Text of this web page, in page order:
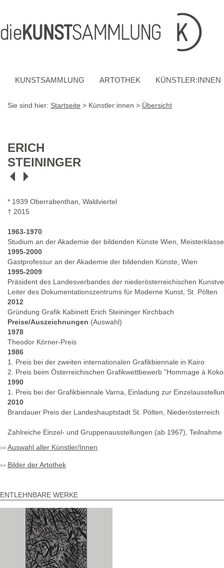
[1]
[2]
mit
Kontaktdaten
KUNSTSAMMLUNG ARTOTHEK KÜNSTLER:INNEN
Sie sind hier: Startseite > Künstler:innen > Übersicht
ERICH
STEININGER
* 1939 Oberrabenthan, Waldviertel
† 2015
1963-1970
Studium an der Akademie der bildenden Künste Wien,
1995-2000
Gastprofessur an der Akademie der bildenden Künste, Wien
1995-2009
Präsident des Landesverbandes der niederösterreichischen
Leiter des Dokumentationszentrums für Moderne Kunst, St. Pölten
2012
Gründung Grafik Kabinett Erich Steininger Kirchbach
Preise/Auszeichnungen (Auswahl)
1978
Theodor Körner-Preis
1986
1. Preis bei der zweiten internationalen Grafikbiennale in Kairo
2. Preis beim Österreichischen Grafikwettbewerb "Hommage à
1990
1. Preis bei der Grafikbiennale Varna, Einladung zur
2010
Brandauer Preis der Landeshauptstadt St. Pölten, Niederösterreich
Zahlreiche Einzel- und Gruppenausstellungen (ab 1967),
Auswahl aller Künstler/Innen
Bilder der Artothek
ENTLEHNBARE WERKE